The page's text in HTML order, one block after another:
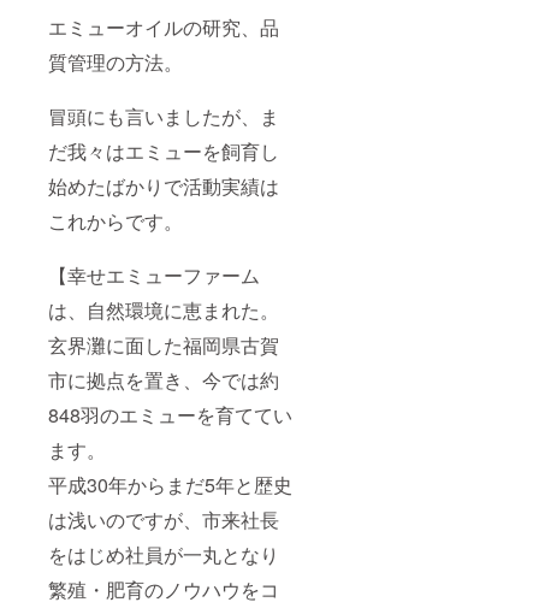
エミューオイルの研究、品
質管理の方法。
冒頭にも言いましたが、ま
だ我々はエミューを飼育し
始めたばかりで活動実績は
これからです。
【幸せエミューファーム
は、自然環境に恵まれた。
玄界灘に面した福岡県古賀
市に拠点を置き、今では約
848羽のエミューを育ててい
ます。
平成30年からまだ5年と歴史
は浅いのですが、市来社長
をはじめ社員が一丸となり
繁殖・肥育のノウハウをコ